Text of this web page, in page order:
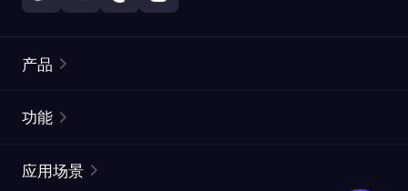
产品
静态住宅代理
功能
应用场景